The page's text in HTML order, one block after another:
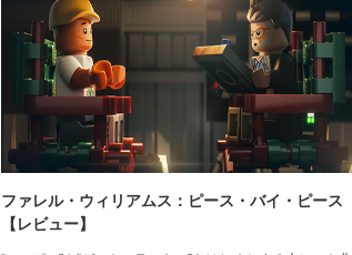
ファレル・ウィリアムス：ピース・バイ・ピース
【レビュー】